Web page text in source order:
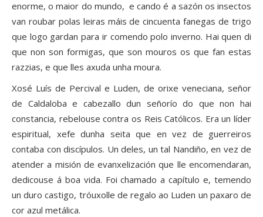
enorme, o maior do mundo, e cando é a sazón os insectos
van roubar polas leiras máis de cincuenta fanegas de trigo
que logo gardan para ir comendo polo inverno. Hai quen di
que non son formigas, que son mouros os que fan estas
razzias, e que lles axuda unha moura.
Xosé Luís de Percival e Luden, de orixe veneciana, señor
de Caldaloba e cabezallo dun señorío do que non hai
constancia, rebelouse contra os Reis Católicos. Era un líder
espiritual, xefe dunha seita que en vez de guerreiros
contaba con discípulos. Un deles, un tal Nandiño, en vez de
atender a misión de evanxelización que lle encomendaran,
dedicouse á boa vida. Foi chamado a capítulo e, temendo
un duro castigo, tróuxolle de regalo ao Luden un paxaro de
cor azul metálica.